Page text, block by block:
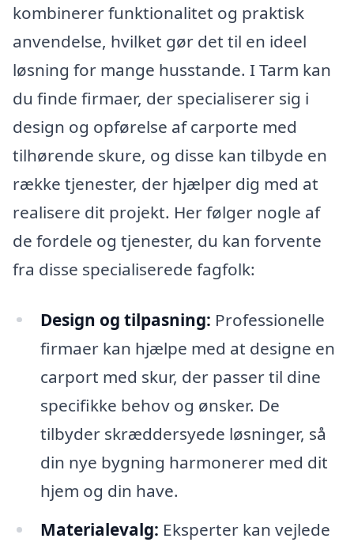
kombinerer funktionalitet og praktisk
anvendelse, hvilket gør det til en ideel
løsning for mange husstande. I Tarm kan
du finde firmaer, der specialiserer sig i
design og opførelse af carporte med
tilhørende skure, og disse kan tilbyde en
række tjenester, der hjælper dig med at
realisere dit projekt. Her følger nogle af
de fordele og tjenester, du kan forvente
fra disse specialiserede fagfolk:
Design og tilpasning: Professionelle
firmaer kan hjælpe med at designe en
carport med skur, der passer til dine
specifikke behov og ønsker. De
tilbyder skræddersyede løsninger, så
din nye bygning harmonerer med dit
hjem og din have.
Materialevalg: Eksperter kan vejlede